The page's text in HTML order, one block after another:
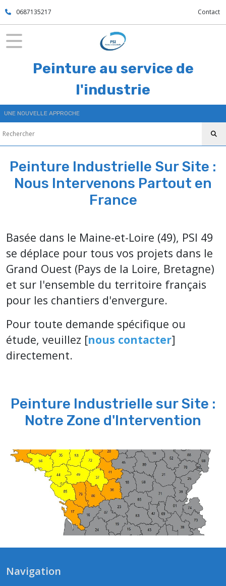
0687135217 Contact
Peinture au service de
l'industrie
UNE NOUVELLE APPROCHE
Peinture Industrielle Sur Site :
Nous Intervenons Partout en
France
Basée dans le Maine-et-Loire (49), PSI 49
se déplace pour tous vos projets dans le
Grand Ouest (Pays de la Loire, Bretagne)
et sur l'ensemble du territoire français
pour les chantiers d'envergure.
Pour toute demande spécifique ou
étude, veuillez [nous contacter]
directement.
Peinture Industrielle sur Site :
Notre Zone d'Intervention
ZONE D'INTERVENTION 2
Navigation